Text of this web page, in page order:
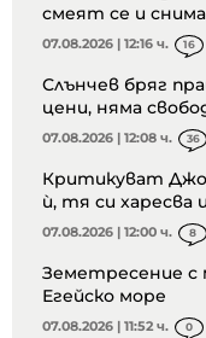
смеят се и
07.08.2026 | 12:16 ч. 16
Слънчев бряг
цени, няма
07.08.2026 | 12:08 ч. 36
Критикуват
ѝ, тя си харесва
07.08.2026 | 12:00 ч. 8
Земетресение с
Егейско море
07.08.2026 | 11:52 ч. 0